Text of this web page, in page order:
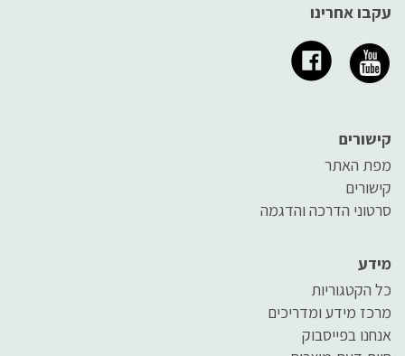
עקבו אחרינו
קישורים
מפת האתר
קישורים
סרטוני הדרכה והדגמה
מידע
כל הקטגוריות
מרכז מידע ומדריכים
אנחנו בפייסבוק